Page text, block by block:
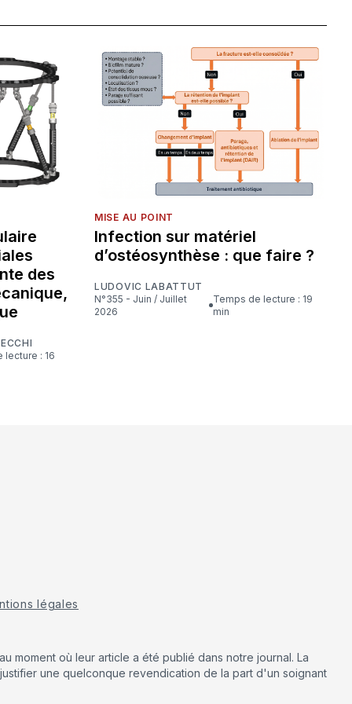
des
MISE AU POINT
Infection sur matériel
d’ostéosynthèse : que faire ?
LUDOVIC LABATTUT
N°355 - Juin / Juillet
2026
Temps de lecture : 19
min
légales
moment où leur article a été publié dans notre journal. La
une quelconque revendication de la part d'un soignant